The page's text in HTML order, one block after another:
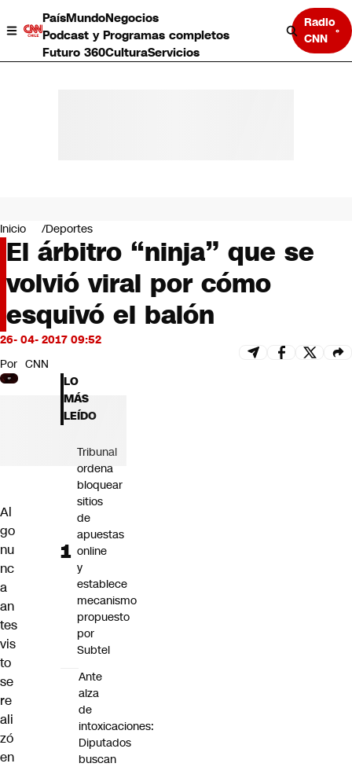
PaísMundoNegocios
Podcast y Programas completos
Futuro 360CulturaServicios
Radio
CNN
Negocios
Deportes
Programas completos
Cultura
Servicios
Bits
CNN Data
CNN tiempo
Futuro 360
Opinión
Inicio Deportes
El árbitro “ninja” que se
volvió viral por cómo
esquivó el balón
26- 04- 2017 09:52
Por CNN
Al
go
nu
nc
a
an
tes
vis
to
se
re
ali
zó
en
LO
MÁS
LEÍDO
Tribunal
ordena
bloquear
sitios
de
apuestas
online
y
establece
mecanismo
propuesto
por
Subtel
Ante
alza
de
intoxicaciones:
Diputados
buscan